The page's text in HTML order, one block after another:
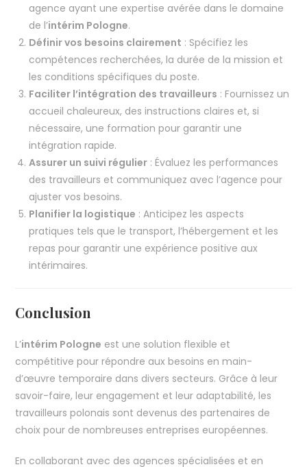
agence ayant une expertise avérée dans le domaine
de l’intérim Pologne.
Définir vos besoins clairement : Spécifiez les
compétences recherchées, la durée de la mission et
les conditions spécifiques du poste.
Faciliter l’intégration des travailleurs : Fournissez un
accueil chaleureux, des instructions claires et, si
nécessaire, une formation pour garantir une
intégration rapide.
Assurer un suivi régulier : Évaluez les performances
des travailleurs et communiquez avec l’agence pour
ajuster vos besoins.
Planifier la logistique : Anticipez les aspects
pratiques tels que le transport, l’hébergement et les
repas pour garantir une expérience positive aux
intérimaires.
Conclusion
L’intérim Pologne est une solution flexible et
compétitive pour répondre aux besoins en main-
d’œuvre temporaire dans divers secteurs. Grâce à leur
savoir-faire, leur engagement et leur adaptabilité, les
travailleurs polonais sont devenus des partenaires de
choix pour de nombreuses entreprises européennes.
En collaborant avec des agences spécialisées et en